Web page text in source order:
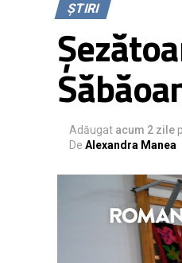
Direcției de
Într-un anunț
sfârșit de
inclusiv
referire la
ȘTIRI
Adăugat acum 2 zile
De Alexandra Manea